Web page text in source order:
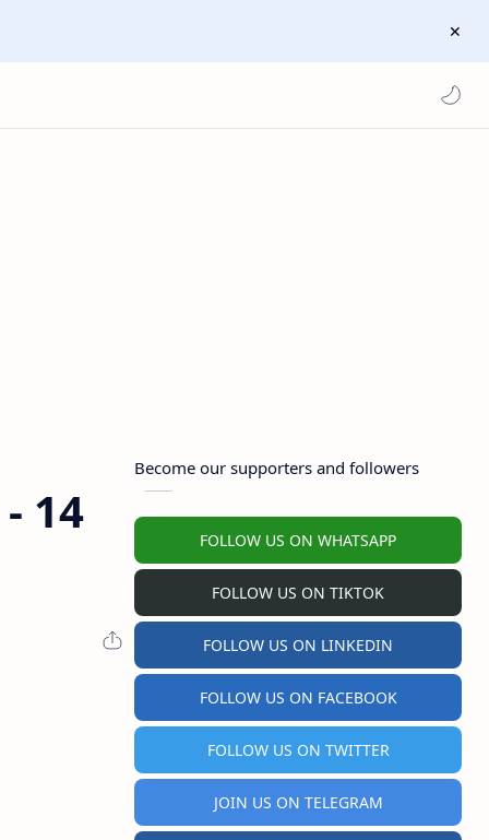
14
Become our supporters and followers
FOLLOW US ON WHATSAPP
FOLLOW US ON TIKTOK
FOLLOW US ON LINKEDIN
FOLLOW US ON FACEBOOK
FOLLOW US ON TWITTER
JOIN US ON TELEGRAM